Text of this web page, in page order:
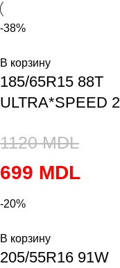
-38%
В корзину
185/65R15 88T
ULTRA*SPEED 2
1120MDL
699 MDL
-20%
В корзину
205/55R16 91W